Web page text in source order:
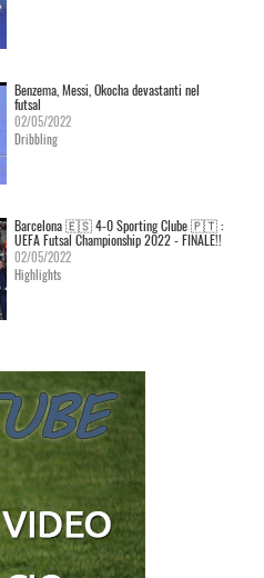
Benzema, Messi, Okocha devastanti nel
futsal
02/05/2022
Dribbling
Barcelona 🇪🇸 4-0 Sporting Clube 🇵🇹 :
UEFA Futsal Championship 2022 - FINALE!!
02/05/2022
Highlights